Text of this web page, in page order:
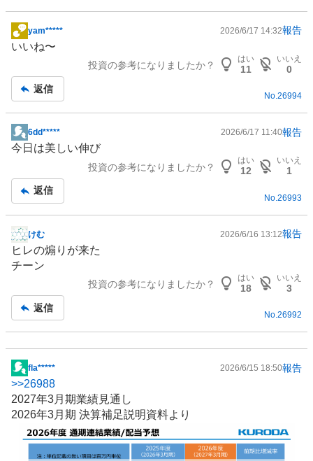
掲
示
事
yam***** 2026/6/17 14:32報告
いいね〜
投資の参考になりましたか？
はい
11
いいえ
0
返信
No.26994
掲
示
事
6dd***** 2026/6/17 11:40報告
今日は美しい伸び
投資の参考になりましたか？
はい
12
いいえ
1
返信
No.26993
掲
示
板
けむ 2026/6/16 13:12報告
ヒレの煽りが来た
チーン
投資の参考になりましたか？
はい
18
いいえ
3
返信
No.26992
掲
示
板
記
fla***** 2026/6/15 18:50報告
>>26988
2027年3月期業績見通し
2026年3月期 決算補⾜説明資料より